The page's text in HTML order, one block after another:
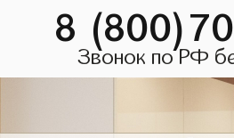
8
Звонок по РФ